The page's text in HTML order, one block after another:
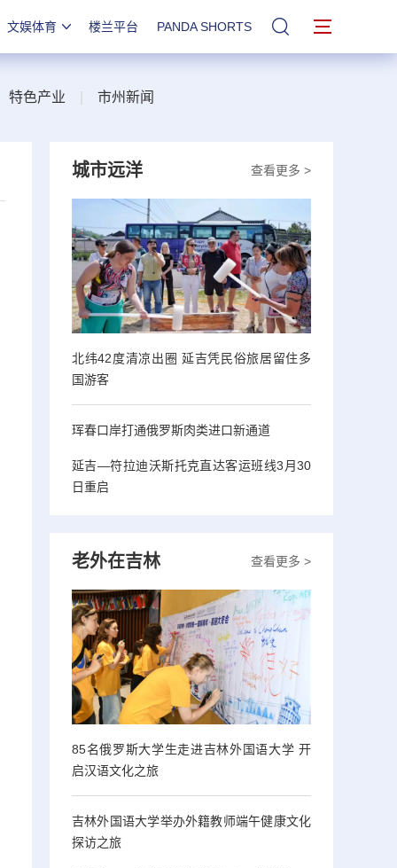
文娱体育 楼兰平台 PANDA SHORTS 站内搜索
特色产业 市州新闻
查看更多 >
城市远洋
北纬42度清凉出圈 延吉凭民俗旅居留住多
国游客
珲春口岸打通俄罗斯肉类进口新通道
延吉—符拉迪沃斯托克直达客运班线3月30
日重启
查看更多 >
老外在吉林
85名俄罗斯大学生走进吉林外国语大学 开
启汉语文化之旅
吉林外国语大学举办外籍教师端午健康文化
探访之旅